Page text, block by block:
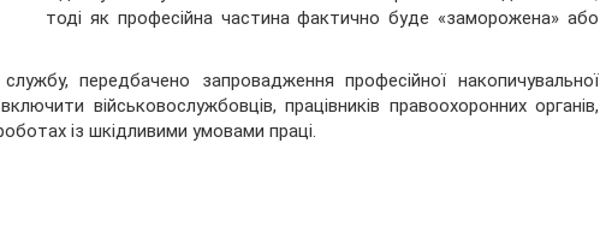
тоді як професійна частина фактично буде «заморожена» або
передбачено запровадження професійної накопичувальної
військовослужбовців, працівників правоохоронних органів,
із шкідливими умовами праці.